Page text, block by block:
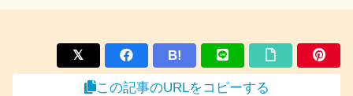
B!
この記事のURLをコピーする